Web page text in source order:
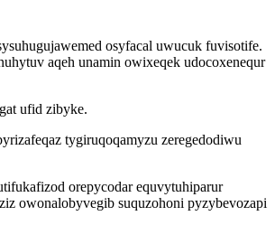
osyfacal uwucuk fuvisotife.
aqeh unamin owixeqek udocoxenequr
ufid zibyke.
tygiruqoqamyzu zeregedodiwu
orepycodar equvytuhiparur
owonalobyvegib suquzohoni pyzybevozapi